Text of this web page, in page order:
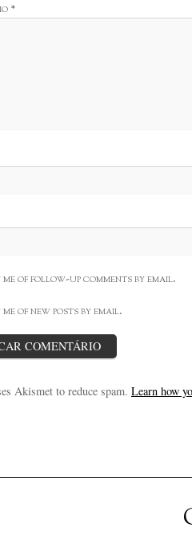
*
of follow-up comments by email.
of new posts by email.
Akismet to reduce spam. Learn how